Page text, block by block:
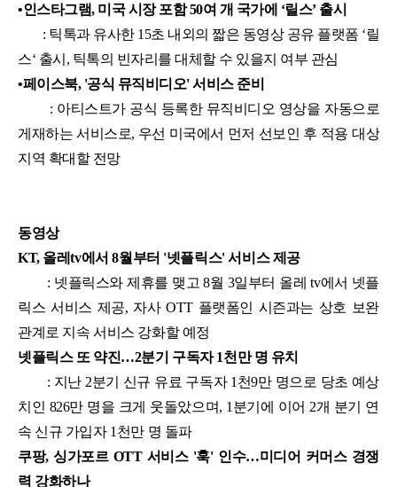
•인스타그램, 미국 시장 포함 50여 개 국가에 ‘릴스’ 출시
: 틱톡과 유사한 15초 내외의 짧은 동영상 공유 플랫폼 ‘릴
스‘ 출시, 틱톡의 빈자리를 대체할 수 있을지 여부 관심
•페이스북, '공식 뮤직비디오' 서비스 준비
: 아티스트가 공식 등록한 뮤직비디오 영상을 자동으로
게재하는 서비스로, 우선 미국에서 먼저 선보인 후 적용 대상
지역 확대할 전망
동영상
KT, 올레tv에서 8월부터 '넷플릭스' 서비스 제공
: 넷플릭스와 제휴를 맺고 8월 3일부터 올레 tv에서 넷플
릭스 서비스 제공, 자사 OTT 플랫폼인 시즌과는 상호 보완
관계로 지속 서비스 강화할 예정
넷플릭스 또 약진…2분기 구독자 1천만 명 유치
: 지난 2분기 신규 유료 구독자 1천9만 명으로 당초 예상
치인 826만 명을 크게 웃돌았으며, 1분기에 이어 2개 분기 연
속 신규 가입자 1천만 명 돌파
쿠팡, 싱가포르 OTT 서비스 '훅' 인수…미디어 커머스 경쟁
력 강화하나